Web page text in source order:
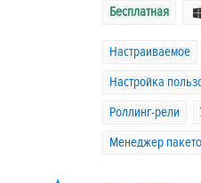
Бесплатная
Настраиваемое
Настройка
Роллинг-рели
Менеджер